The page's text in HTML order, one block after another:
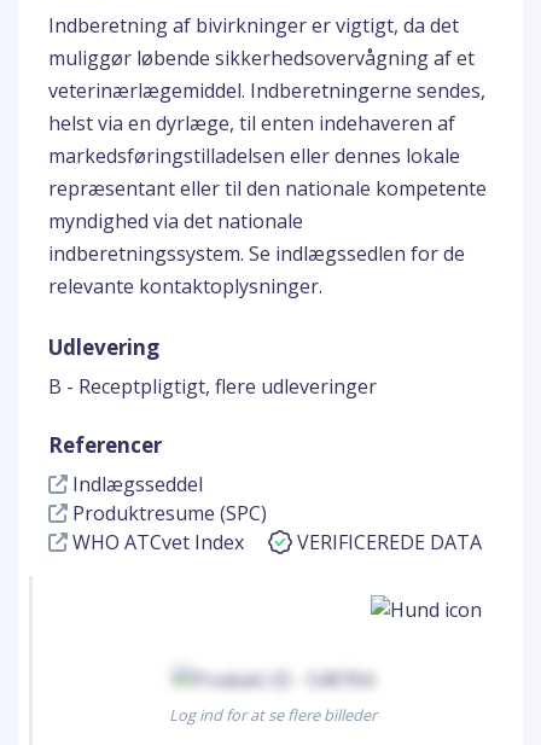
Indberetning af bivirkninger er vigtigt, da det
muliggør løbende sikkerhedsovervågning af et
veterinærlægemiddel. Indberetningerne sendes,
helst via en dyrlæge, til enten indehaveren af
markedsføringstilladelsen eller dennes lokale
repræsentant eller til den nationale kompetente
myndighed via det nationale
indberetningssystem. Se indlægssedlen for de
relevante kontaktoplysninger.
Udlevering
B - Receptpligtigt, flere udleveringer
Referencer
Indlægsseddel
Produktresume (SPC)
WHO ATCvet Index
VERIFICEREDE DATA
Log ind for at se flere billeder